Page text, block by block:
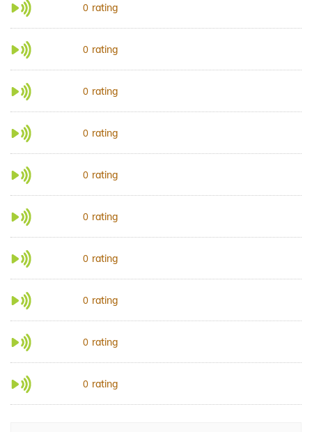
0 rating
0 rating
0 rating
0 rating
0 rating
0 rating
0 rating
0 rating
0 rating
0 rating